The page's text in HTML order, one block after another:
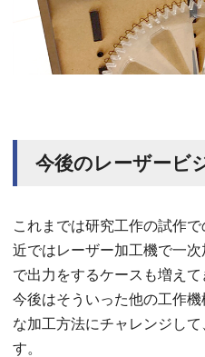
今後のレーザービ
これまでは研究工作の試作
近ではレーザー加工機で一
で出力をするケースも増えて
今後はそういった他の工作
な加工方法にチャレンジし
す。